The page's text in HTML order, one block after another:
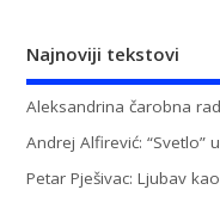
Najnoviji tekstovi
Aleksandrina čarobna
Andrej Alfirević: “Svetlo”
Petar Pješivac: Ljubav